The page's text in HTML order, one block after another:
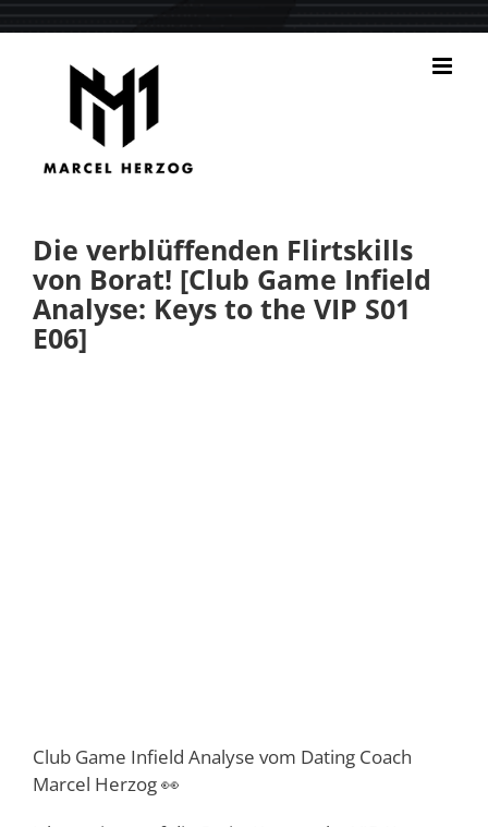
Die verblüffenden Flirtskills
von Borat! [Club Game Infield
Analyse: Keys to the VIP S01
E06]
Club Game Infield Analyse vom Dating Coach
Marcel Herzog 👀